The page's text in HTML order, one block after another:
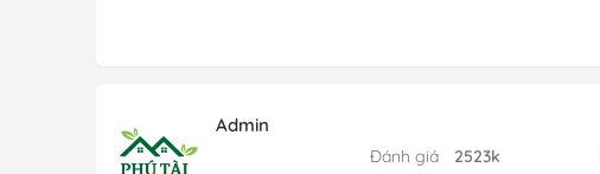
Admin
Đánh giá
2523k